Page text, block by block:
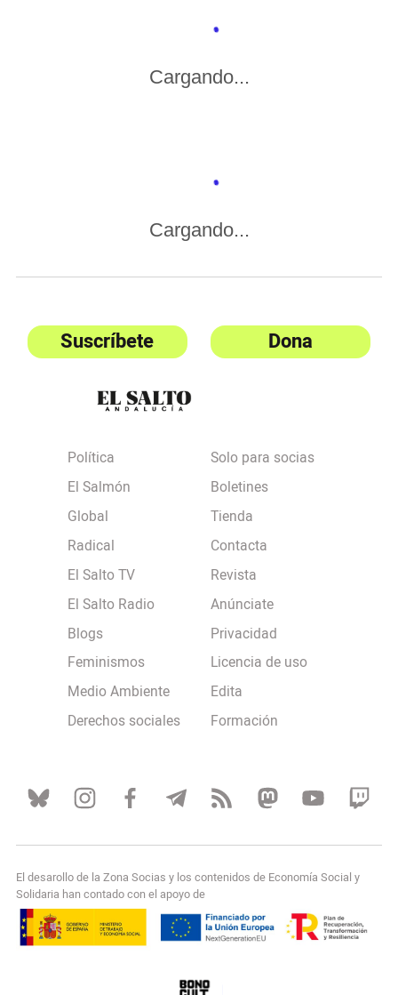
Cargando...
Cargando...
Suscríbete Dona
Política
El Salmón
Global
Radical
El Salto TV
El Salto Radio
Blogs
Feminismos
Medio Ambiente
Derechos sociales
Solo para socias
Boletines
Tienda
Contacta
Revista
Anúnciate
Privacidad
Licencia de uso
Edita
Formación
El desarollo de la Zona Socias y los contenidos de Economía Social y
Solidaria han contado con el apoyo de